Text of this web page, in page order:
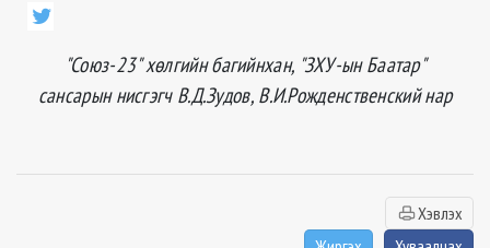
"Союз-23" хөлгийн багийнхан, "ЗХУ-ын Баатар"
сансарын нисгэгч В.Д.Зудов, В.И.Рожденственский нар
Хэвлэх